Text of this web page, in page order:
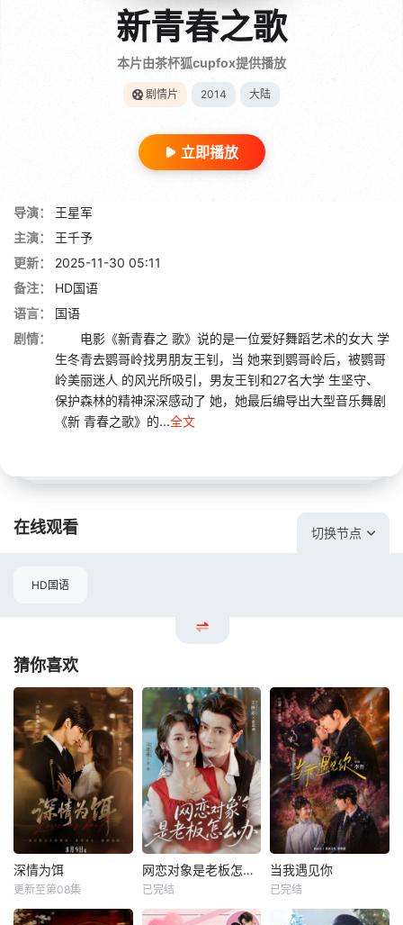
新青春之歌
本片由茶杯狐cupfox提供播放
剧情片 2014 大陆
立即播放
导演：
王星军
主演：
王千予
更新：
2025-11-30 05:11
备注：
HD国语
语言：
国语
剧情：
电影《新青春之 歌》说的是一位爱好舞蹈艺术的女大 学
生冬青去鹦哥岭找男朋友王钊，当 她来到鹦哥岭后，被鹦哥
岭美丽迷人 的风光所吸引，男友王钊和27名大学 生坚守、
保护森林的精神深深感动了 她，她最后编导出大型音乐舞剧
《新 青春之歌》的...全文
在线观看 切换节点
HD国语
猜你喜欢
深情为饵
更新至第08集
网恋对象是老板怎么办
已完结
当我遇见你
已完结